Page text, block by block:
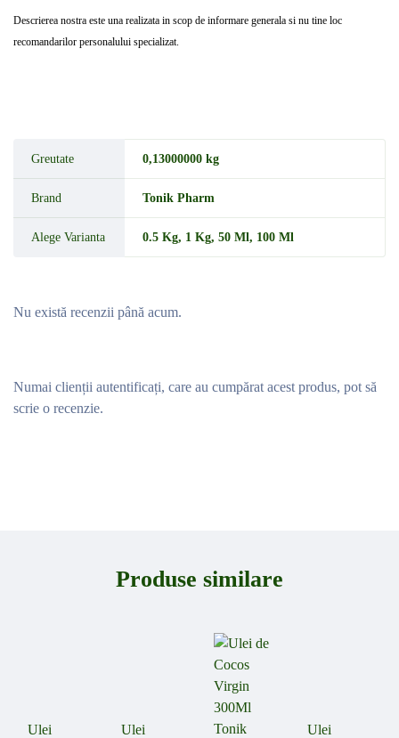
Descrierea nostra este una realizata in scop de informare generala si nu tine loc
recomandarilor personalului specializat.
Greutate 0,13000000 kg
Brand Tonik Pharm
Alege Varianta 0.5 Kg, 1 Kg, 50 Ml , 100 Ml
Nu există recenzii până acum.
Numai clienții autentificați, care au cumpărat acest produs, pot să
scrie o recenzie.
Produse similare
Ulei
Ulei
Ulei